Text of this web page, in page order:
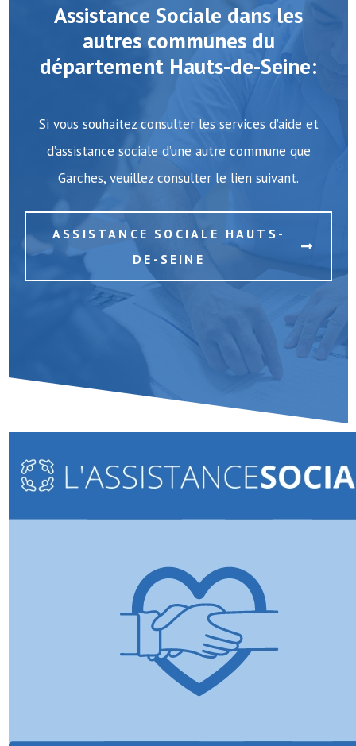
Assistance Sociale dans les
autres communes du
département Hauts-de-Seine:
Si vous souhaitez consulter les services d’aide et
d’assistance sociale d’une autre commune que
Garches, veuillez consulter le lien suivant.
ASSISTANCE SOCIALE HAUTS-
DE-SEINE